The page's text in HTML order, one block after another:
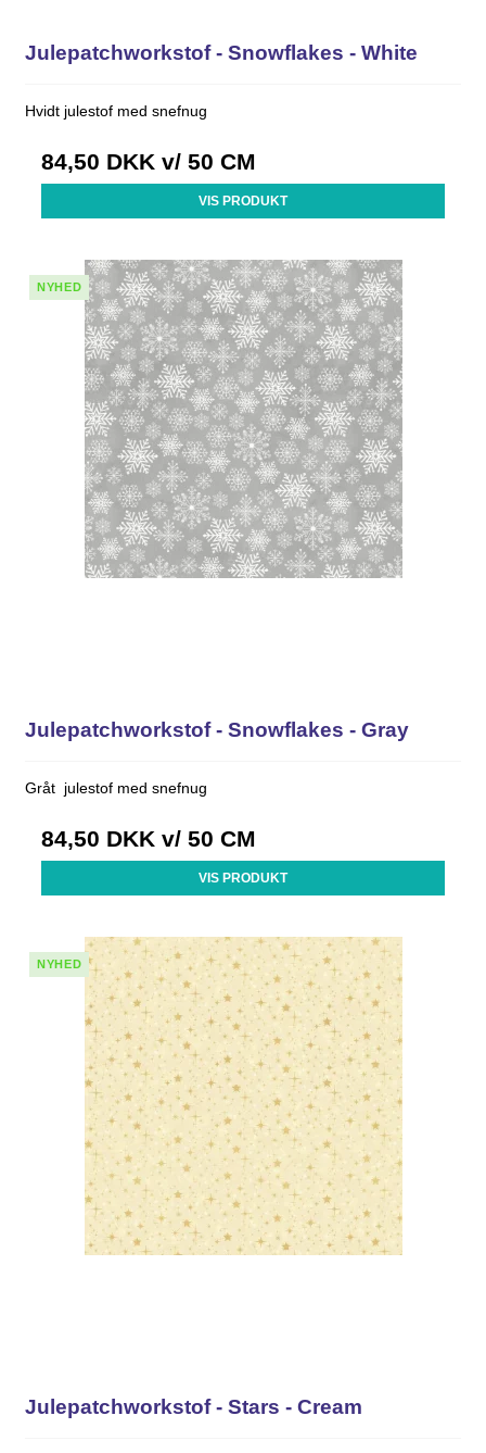
Julepatchworkstof - Snowflakes - White
Hvidt julestof med snefnug
84,50 DKK v/ 50 CM
VIS PRODUKT
NYHED
Julepatchworkstof - Snowflakes - Gray
Gråt julestof med snefnug
84,50 DKK v/ 50 CM
VIS PRODUKT
NYHED
Julepatchworkstof - Stars - Cream